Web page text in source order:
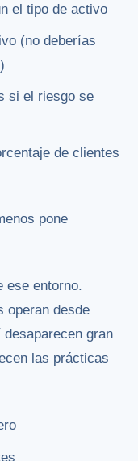
el tipo de activo
(no deberías
si el riesgo se
de clientes
pone
ese entorno.
operan desde
gran
las prácticas